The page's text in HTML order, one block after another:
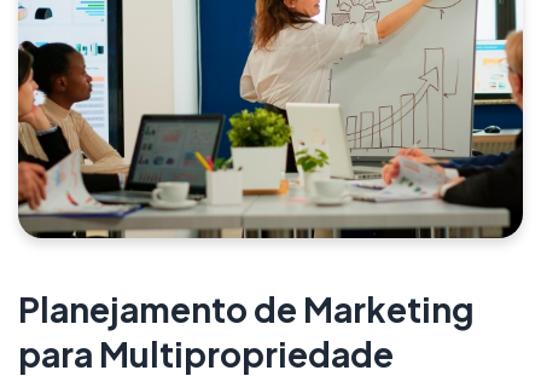
Planejamento de Marketing
para Multipropriedade